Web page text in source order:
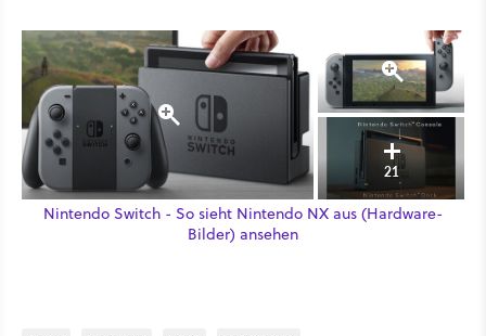
21
Nintendo Switch - So sieht Nintendo NX aus (Hardware-
Bilder) ansehen